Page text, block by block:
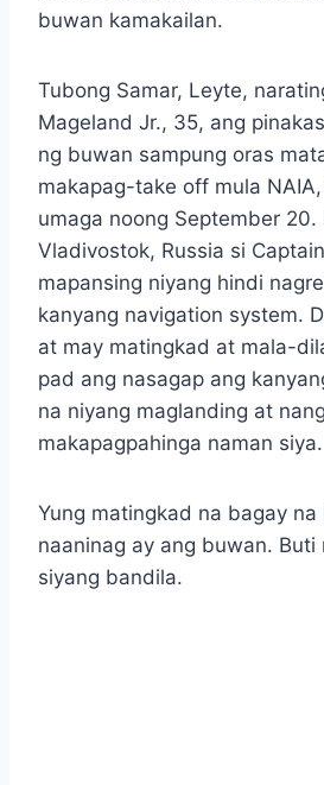
buwan kamakailan.
Tubong Samar, Leyte,
Mageland Jr., 35, ang
ng buwan sampung oras
makapag-take off mula
umaga noong September 20.
Vladivostok, Russia si
mapansing niyang hindi
kanyang navigation system.
at may matingkad at mala-
pad ang nasagap ang
na niyang maglanding at nang
makapagpahinga naman siya.
Yung matingkad na bagay na
naaninag ay ang buwan. Buti
siyang bandila.